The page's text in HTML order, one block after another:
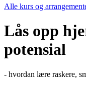
Alle kurs og
Lås opp
potensial
- hvordan lære raskere,